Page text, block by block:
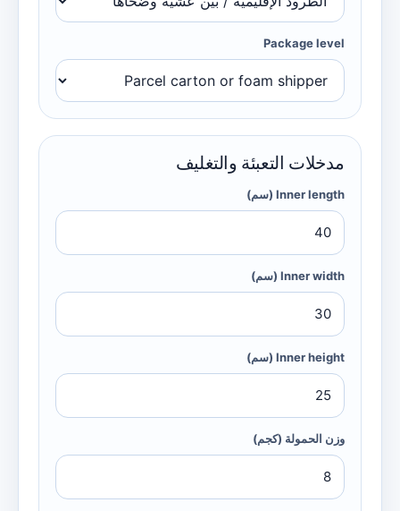
Package level
مدخلات التعبئة والتغليف
Inner length(سم)
Inner width(سم)
Inner height(سم)
وزن الحمولة (كجم)